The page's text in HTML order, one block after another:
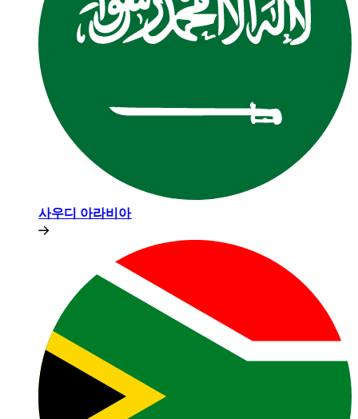
사우디 아라비아​​